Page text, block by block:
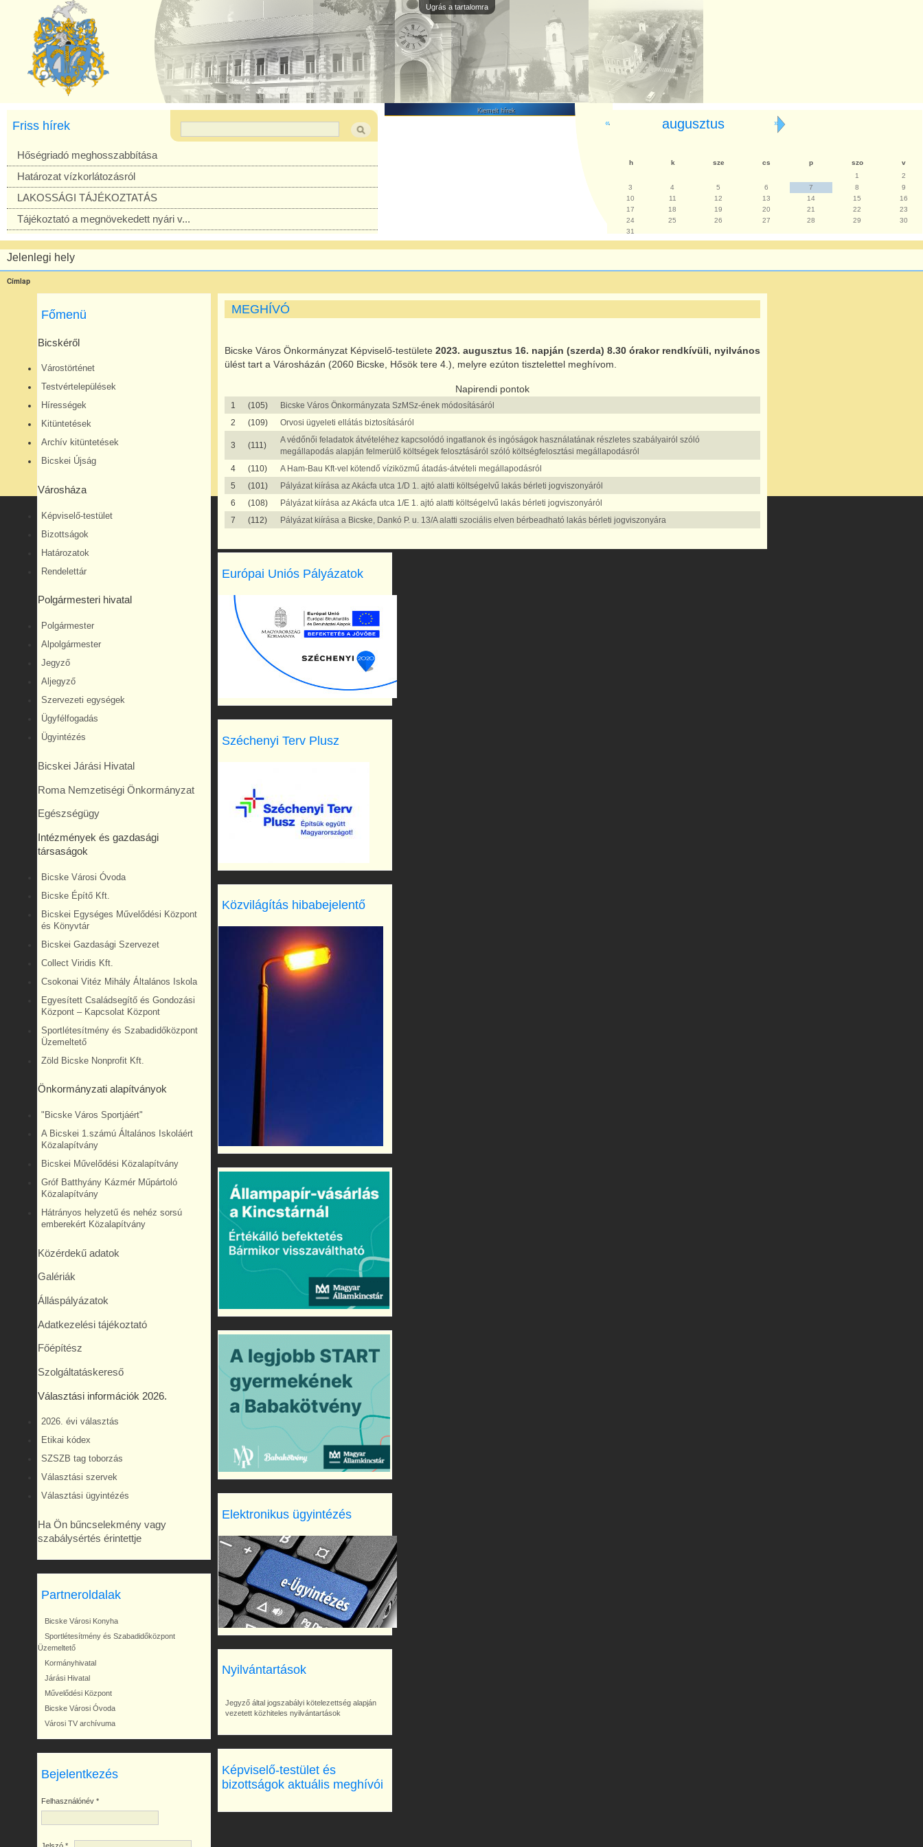
Ugrás a tartalomra
Friss hírek
Hőségriadó meghosszabbítása
Határozat vízkorlátozásról
LAKOSSÁGI TÁJÉKOZTATÁS
Tájékoztató a megnövekedett nyári v...
Kiemelt hírek
augusztus
« »
h k sze cs p szo
v
1
2
3
4 5 6 7 8
9
10
11 12 13 14 15
16
17
18 19 20 21 22
23
24
25 26 27 28 29
30
31
Jelenlegi hely
Címlap
Főmenü
Bicskéről
Várostörténet
Testvértelepülések
Hírességek
Kitüntetések
Archív kitüntetések
Bicskei Újság
Városháza
Képviselő-testület
Bizottságok
Határozatok
Rendelettár
Polgármesteri hivatal
Polgármester
Alpolgármester
Jegyző
Aljegyző
Szervezeti egységek
Ügyfélfogadás
Ügyintézés
Bicskei Járási Hivatal
Roma Nemzetiségi Önkormányzat
Egészségügy
Intézmények és gazdasági
társaságok
Bicske Városi Óvoda
Bicske Építő Kft.
Bicskei Egységes Művelődési Központ
és Könyvtár
Bicskei Gazdasági Szervezet
Collect Viridis Kft.
Csokonai Vitéz Mihály Általános Iskola
Egyesített Családsegítő és Gondozási
Központ – Kapcsolat Központ
Sportlétesítmény és Szabadidőközpont
Üzemeltető
Zöld Bicske Nonprofit Kft.
Önkormányzati alapítványok
"Bicske Város Sportjáért"
A Bicskei 1.számú Általános Iskoláért
Közalapítvány
Bicskei Művelődési Közalapítvány
Gróf Batthyány Kázmér Műpártoló
Közalapítvány
Hátrányos helyzetű és nehéz sorsú
emberekért Közalapítvány
Közérdekű adatok
Galériák
Álláspályázatok
Adatkezelési tájékoztató
Főépítész
Szolgáltatáskereső
Választási információk 2026.
2026. évi választás
Etikai kódex
SZSZB tag toborzás
Választási szervek
Választási ügyintézés
Ha Ön bűncselekmény vagy
szabálysértés érintettje
Partneroldalak
Bicske Városi Konyha
Sportlétesítmény és Szabadidőközpont
Üzemeltető
Kormányhivatal
Járási Hivatal
Művelődési Központ
Bicske Városi Óvoda
Városi TV archívuma
Bejelentkezés
Felhasználónév *
MEGHÍVÓ
Bicske Város Önkormányzat Képviselő-testülete2023. augusztus 16. napján (szerda)8.30 órakor rendkívüli, nyilvános
ülést tart a Városházán (2060 Bicske, Hősök tere 4.), melyre ezúton tisztelettel meghívom.
Napirendi pontok
1 (105)
Bicske Város Önkormányzata SzMSz-ének módosításáról
2
(109) Orvosi ügyeleti ellátás biztosításáról
3 (111)
A védőnői feladatok átvételéhez kapcsolódó ingatlanok és ingóságok használatának részletes szabályairól szóló
megállapodás alapján felmerülő költségek felosztásáról szóló költségfelosztási megállapodásról
4
(110)
A Ham-Bau Kft-vel kötendő víziközmű átadás-átvételi megállapodásról
5
(101)
Pályázat kiírása az Akácfa utca 1/D 1. ajtó alatti költségelvű lakás bérleti jogviszonyáról
6
(108)
Pályázat kiírása az Akácfa utca 1/E 1. ajtó alatti költségelvű lakás bérleti jogviszonyáról
7
(112) Pályázat kiírása a Bicske, Dankó P. u. 13/A alatti szociális elven bérbeadható lakás bérleti jogviszonyára
Európai Uniós Pályázatok
Széchenyi Terv Plusz
Közvilágítás hibabejelentő
Elektronikus ügyintézés
Nyilvántartások
Jegyző által jogszabályi kötelezettség alapján
vezetett közhiteles nyilvántartások
Képviselő-testület és
bizottságok aktuális meghívói